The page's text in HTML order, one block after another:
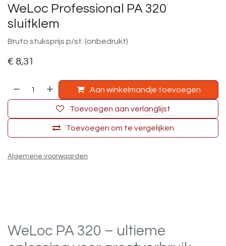
WeLoc Professional PA 320
sluitklem
Bruto stuksprijs p/st. (onbedrukt)
€ 8,31
Aan winkelmandje toevoegen
Toevoegen om te vergelijken
Toevoegen aan verlanglijst
Algemene voorwaarden
WeLoc PA 320 – ultieme